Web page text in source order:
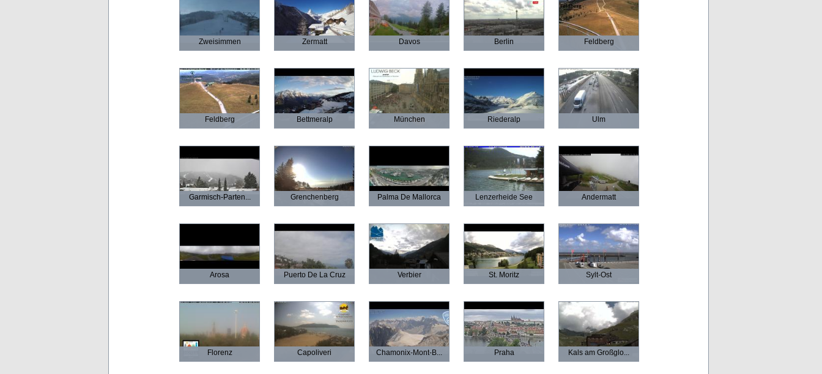
Zweisimmen Zermatt Davos Berlin Feldberg
Feldberg Bettmeralp München Riederalp Ulm
Garmisch-Parten... Grenchenberg Palma De Mallorca Lenzerheide See Andermatt
Arosa Puerto De La Cruz Verbier St. Moritz Sylt-Ost
Florenz Capoliveri Chamonix-Mont-B... Praha Kals am Großglo...